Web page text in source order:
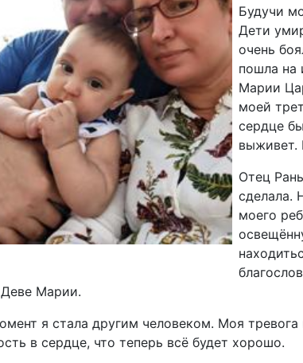
Будучи
Дети
очень
пошла на
Марии
моей
сердце
выживет.
Отец
сделала.
моего
Марии.
я стала другим человеком. Моя
в сердце, что теперь всё будет хорошо.